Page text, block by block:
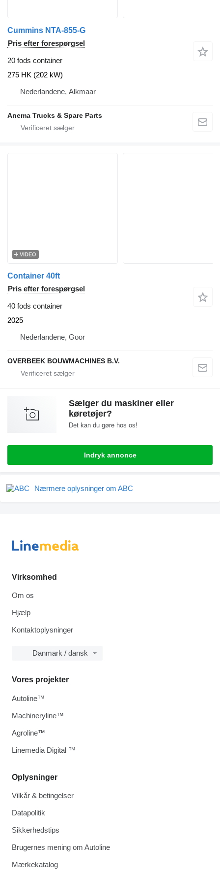
Cummins NTA-855-G
Pris efter forespørgsel
20 fods container
275 HK (202 kW)
Nederlandene, Alkmaar
Anema Trucks & Spare Parts
VIDEO
Container 40ft
Pris efter forespørgsel
40 fods container
2025
Nederlandene, Goor
OVERBEEK BOUWMACHINES B.V.
Sælger du maskiner eller
køretøjer?
Det kan du gøre hos os!
Indryk annonce
Nærmere oplysninger om ABC
Virksomhed
Om os
Hjælp
Kontaktoplysninger
Danmark / dansk
Oplysninger
Vilkår & betingelser
Datapolitik
Sikkerhedstips
Brugernes mening om Autoline
Mærkekatalog
Vores projekter
Autoline™
Machineryline™
Agroline™
Linemedia Digital ™